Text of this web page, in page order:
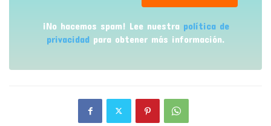
¡No hacemos spam! Lee nuestra política de
privacidad para obtener más información.